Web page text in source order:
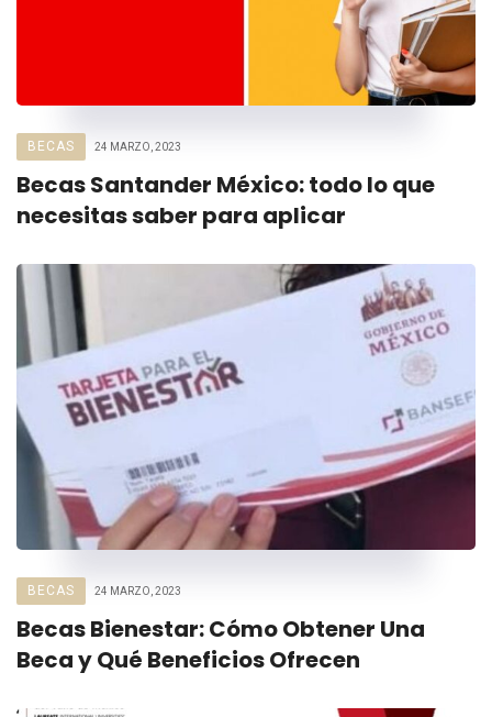
BECAS 24 MARZO, 2023
Becas Santander México: todo lo que
necesitas saber para aplicar
BECAS 24 MARZO, 2023
Becas Bienestar: Cómo Obtener Una
Beca y Qué Beneficios Ofrecen